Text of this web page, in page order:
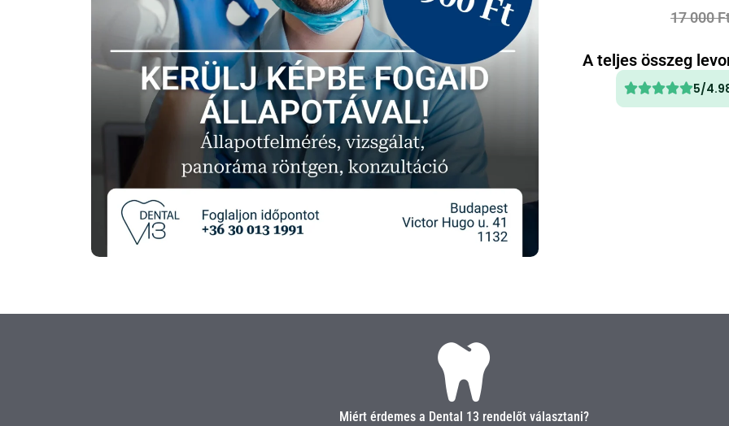
17 000
A teljes összeg
5/
Miért érdemes a Dental 13 rendelőt választani?